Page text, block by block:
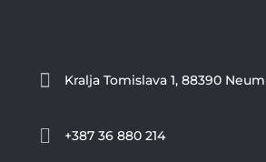
 Kralja Tomislava 1, 88390 Neum
 +387 36 880 214